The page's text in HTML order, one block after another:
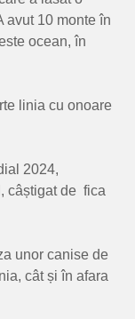
avut 10 monte în
ocean, în
linia cu onoare
2024,
câștigat de  fica
unor canise de
cât și în afara